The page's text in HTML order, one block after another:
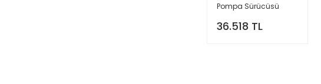
Pompa Sürücüsü
36.518 TL